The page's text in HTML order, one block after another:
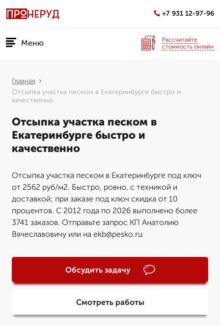
+7 931 12-97-96
Меню
Рассчитайте
стоимость онлайн
Главная
Отсыпка участка песком в Екатеринбурге быстро и
качественно
Отсыпка участка песком в
Екатеринбурге быстро и
качественно
Отсыпка участка песком в Екатеринбурге под ключ
от 2562 руб/м2. Быстро, ровно, с техникой и
доставкой; при заказе под ключ скидка от 10
процентов. С 2012 года по 2026 выполнено более
3741 заказов. Отправьте запрос КП Анатолию
Вячеславовичу или на ekb@pesko.ru
Обсудить задачу
Смотреть работы